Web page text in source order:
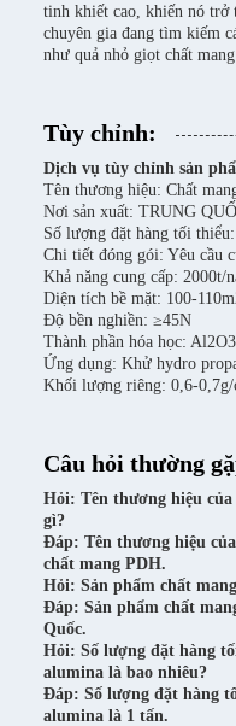
tinh khiết cao, khiến nó trở
chuyên gia đang tìm kiếm
như quả nhỏ giọt chất
Tùy chỉnh:
Dịch vụ tùy chỉnh sản
Tên thương hiệu: Chất
Nơi sản xuất: TRUNG
Số lượng đặt hàng tối
Chi tiết đóng gói: Yêu cầu
Khả năng cung cấp: 2000t/
Diện tích bề mặt: 100-
Độ bền nghiền: ≥45N
Thành phần hóa học:
Ứng dụng: Khử hydro
Khối lượng riêng: 0,6-0,7g/
Câu hỏi thường
Hỏi: Tên thương hiệu
gì?
Đáp: Tên thương hiệu
chất mang PDH.
Hỏi: Sản phẩm chất
Đáp: Sản phẩm chất
Quốc.
Hỏi: Số lượng đặt hàng
alumina là bao nhiêu?
Đáp: Số lượng đặt hàng
alumina là 1 tấn.